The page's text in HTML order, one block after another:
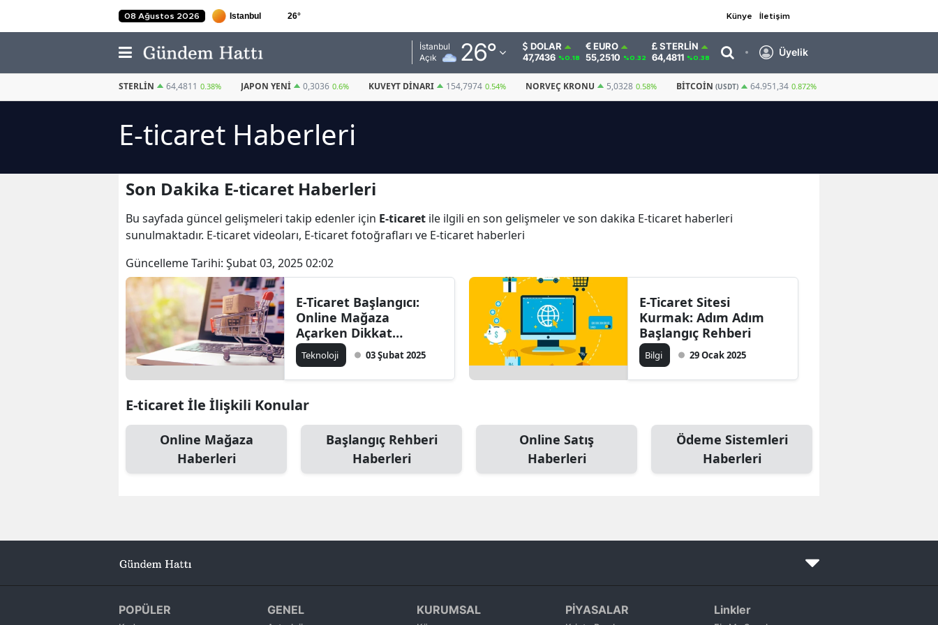
08 Ağustos 2026 26° Künye İletişim
İstanbul
Açık
26°
Adana
Adıyaman
Afyonkarahisar
Antalya
Artvin
Bitlis
Burdur
Denizli
Diyarbakır
DOLAR
47,7436 %0.18
EURO
55,2510 %0.32
STERLIN
64,4811 %0.38 Üyelik
STERLIN 64,4811 0.38% JAPON YENI 0,3036 0.6% KUVEYT DINARI 154,7974 0.54% NORVEÇ KRONU 5,0328 0.58% BITCOIN (USDT) 64.951,34 0.872%
E-ticaret Haberleri
Son Dakika E-ticaret Haberleri
Bu sayfada güncel gelişmeleri takip edenler için E-ticaret ile ilgili en son gelişmeler ve son dakika E-ticaret haberleri
sunulmaktadır. E-ticaret videoları, E-ticaret fotoğrafları ve E-ticaret haberleri
Güncelleme Tarihi: Şubat 03, 2025 02:02
E-Ticaret Başlangıcı:
Online Mağaza
Açarken Dikkat
Edilmesi Gerekenler
Teknoloji 03 Şubat 2025
E-Ticaret Sitesi
Kurmak: Adım Adım
Başlangıç Rehberi
Bilgi 29 Ocak 2025
E-ticaret İle İlişkili Konular
Online Mağaza
Haberleri
Başlangıç Rehberi
Haberleri
Online Satış
Haberleri
Ödeme Sistemleri
Haberleri
POPÜLER GENEL KURUMSAL PİYASALAR Linkler